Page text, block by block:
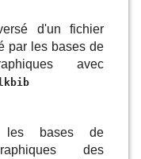
d'un fichier
par les bases de
avec
les bases de
des